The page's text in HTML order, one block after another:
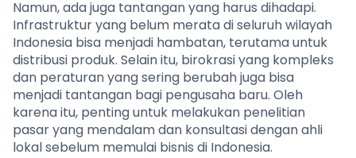
Namun, ada juga tantangan yang harus dihadapi.
Infrastruktur yang belum merata di seluruh wilayah
Indonesia bisa menjadi hambatan, terutama untuk
distribusi produk. Selain itu, birokrasi yang kompleks
dan peraturan yang sering berubah juga bisa
menjadi tantangan bagi pengusaha baru. Oleh
karena itu, penting untuk melakukan penelitian
pasar yang mendalam dan konsultasi dengan ahli
lokal sebelum memulai bisnis di Indonesia.